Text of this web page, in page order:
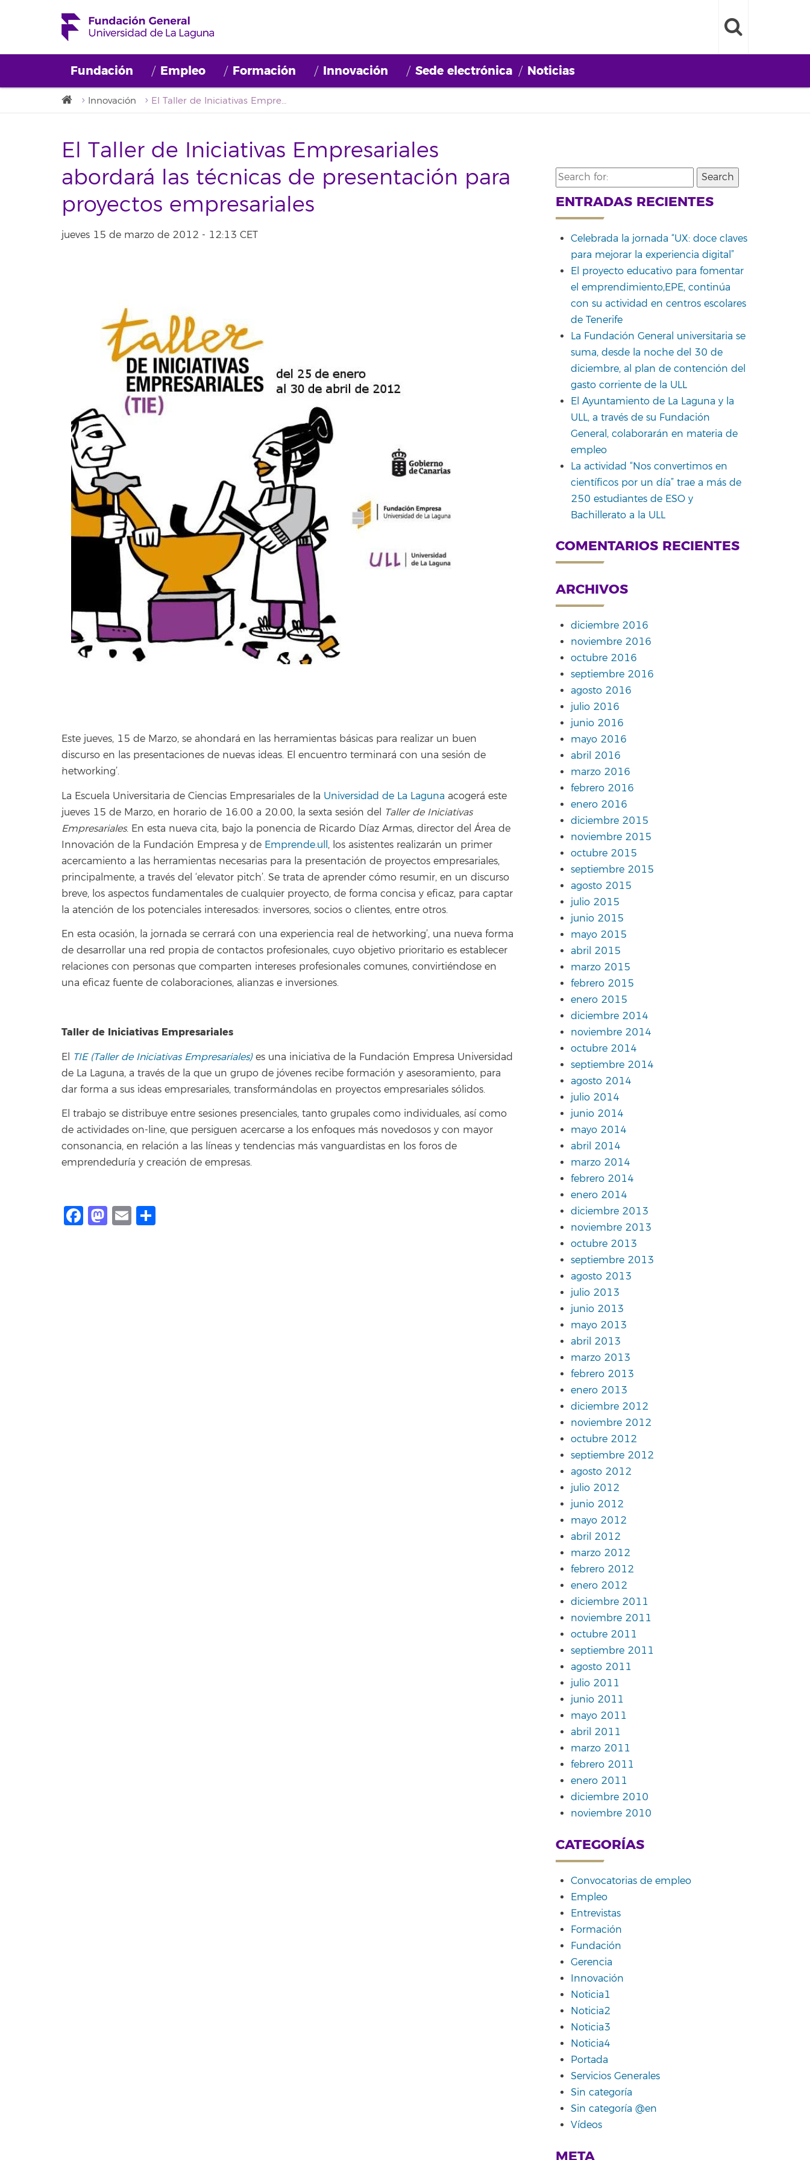
Fundación Empleo Formación Innovación Sede electrónica Noticias
Innovación El Taller de Iniciativas Empresariales abordará las técnicas de presentación para proyectos empresariales
El Taller de Iniciativas Empresariales
abordará las técnicas de presentación para
proyectos empresariales
jueves 15 de marzo de 2012 - 12:13 CET
Este jueves, 15 de Marzo, se ahondará en las herramientas básicas para realizar un buen
discurso en las presentaciones de nuevas ideas. El encuentro terminará con una sesión de
`networking’.
La Escuela Universitaria de Ciencias Empresariales de la Universidad de La Laguna acogerá este
jueves 15 de Marzo, en horario de 16.00 a 20.00, la sexta sesión del Taller de Iniciativas
Empresariales. En esta nueva cita, bajo la ponencia de Ricardo Díaz Armas, director del Área de
Innovación de la Fundación Empresa y de Emprende.ull , los asistentes realizarán un primer
acercamiento a las herramientas necesarias para la presentación de proyectos empresariales,
principalmente, a través del ‘elevator pitch’. Se trata de aprender cómo resumir, en un discurso
breve, los aspectos fundamentales de cualquier proyecto, de forma concisa y eficaz, para captar
la atención de los potenciales interesados: inversores, socios o clientes, entre otros.
En esta ocasión, la jornada se cerrará con una experiencia real de `networking’, una nueva forma
de desarrollar una red propia de contactos profesionales, cuyo objetivo prioritario es establecer
relaciones con personas que comparten intereses profesionales comunes, convirtiéndose en
una eficaz fuente de colaboraciones, alianzas e inversiones.
Taller de Iniciativas Empresariales
El TIE (Taller de Iniciativas Empresariales)es una iniciativa de la Fundación Empresa Universidad
de La Laguna, a través de la que un grupo de jóvenes recibe formación y asesoramiento, para
dar forma a sus ideas empresariales, transformándolas en proyectos empresariales sólidos.
El trabajo se distribuye entre sesiones presenciales, tanto grupales como individuales, así como
de actividades on-line, que persiguen acercarse a los enfoques más novedosos y con mayor
consonancia, en relación a las líneas y tendencias más vanguardistas en los foros de
emprendeduría y creación de empresas.
Facebook
Mastodon
Email
Search
for:
ENTRADAS RECIENTES
Celebrada la jornada “UX: doce claves
para mejorar la experiencia digital”
El proyecto educativo para fomentar
el emprendimiento,EPE, continúa
con su actividad en centros escolares
de Tenerife
La Fundación General universitaria se
suma, desde la noche del 30 de
diciembre, al plan de contención del
gasto corriente de la ULL
El Ayuntamiento de La Laguna y la
ULL, a través de su Fundación
General, colaborarán en materia de
empleo
La actividad “Nos convertimos en
científicos por un día” trae a más de
250 estudiantes de ESO y
Bachillerato a la ULL
COMENTARIOS RECIENTES
ARCHIVOS
diciembre 2016
noviembre 2016
octubre 2016
septiembre 2016
agosto 2016
julio 2016
junio 2016
mayo 2016
abril 2016
marzo 2016
febrero 2016
enero 2016
diciembre 2015
noviembre 2015
octubre 2015
septiembre 2015
agosto 2015
julio 2015
junio 2015
mayo 2015
abril 2015
marzo 2015
febrero 2015
enero 2015
diciembre 2014
noviembre 2014
octubre 2014
septiembre 2014
agosto 2014
julio 2014
junio 2014
mayo 2014
abril 2014
marzo 2014
febrero 2014
enero 2014
diciembre 2013
noviembre 2013
octubre 2013
septiembre 2013
agosto 2013
julio 2013
junio 2013
mayo 2013
abril 2013
marzo 2013
febrero 2013
enero 2013
diciembre 2012
noviembre 2012
octubre 2012
septiembre 2012
agosto 2012
julio 2012
junio 2012
mayo 2012
abril 2012
marzo 2012
febrero 2012
enero 2012
diciembre 2011
noviembre 2011
octubre 2011
septiembre 2011
agosto 2011
julio 2011
junio 2011
mayo 2011
abril 2011
marzo 2011
febrero 2011
enero 2011
diciembre 2010
noviembre 2010
CATEGORÍAS
Convocatorias de empleo
Empleo
Entrevistas
Formación
Fundación
Gerencia
Innovación
Noticia1
Noticia2
Noticia3
Noticia4
Portada
Servicios Generales
Sin categoría
Sin categoría @en
Vídeos
META